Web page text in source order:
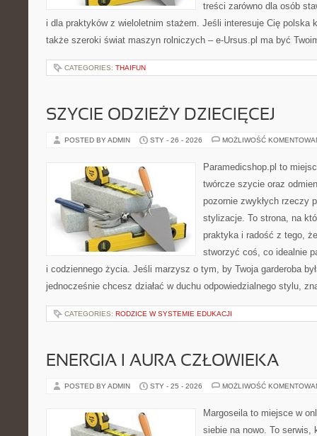
treści zarówno dla osób
i dla praktyków z wieloletnim stażem. Jeśli interesuje Cię polska
także szeroki świat maszyn rolniczych – e-Ursus.pl ma być
CATEGORIES: THAIFUN
SZYCIE ODZIEŻY DZIECIĘCEJ
POSTED BY ADMIN STY - 26 - 2026 MOŻLIWOŚĆ
Paramedicshop.pl to
twórcze szycie oraz
pozornie zwykłych rzeczy
stylizacje. To strona, na
praktyka i radość z tego,
stworzyć coś, co idealnie
i codziennego życia. Jeśli marzysz o tym, by Twoja garderoba
jednocześnie chcesz działać w duchu odpowiedzialnego stylu,
CATEGORIES: RODZICE W SYSTEMIE EDUKACJI
ENERGIA I AURA CZŁOWIEKA
POSTED BY ADMIN STY - 25 - 2026 MOŻLIWOŚĆ
Margoseila to miejsce w
siebie na nowo. To serwis,